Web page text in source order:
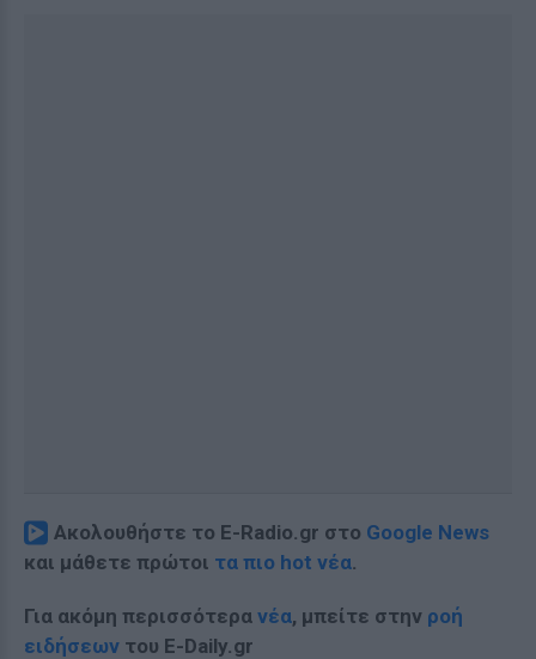
Ακολουθήστε το E-Radio.gr στο Google News
και μάθετε πρώτοι τα πιο hot νέα.
Για ακόμη περισσότερα νέα, μπείτε στην ροή
ειδήσεων του E-Daily.gr